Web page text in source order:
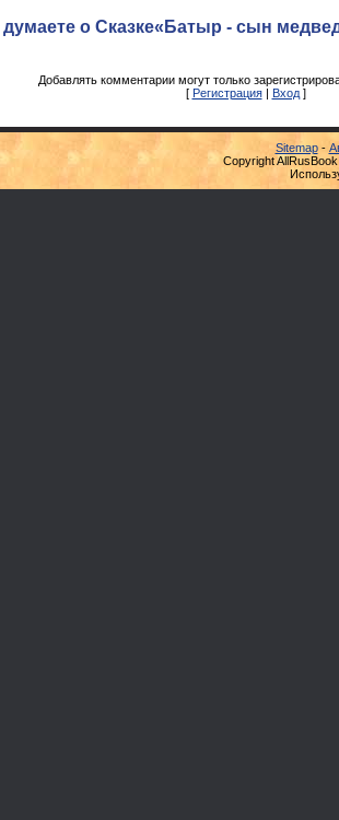
о Сказке«Батыр - сын
Добавлять комментарии могут только
[ Регистрация| Вход]
Sitemap-
Copyright